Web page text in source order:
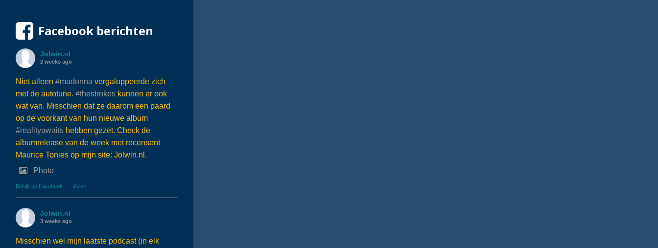
Facebook berichten
Jolwin.nl
2 weeks ago
Niet alleen #madonna vergaloppeerde zich
met de autotune. #thestrokes kunnen er ook
wat van. Misschien dat ze daarom een paard
op de voorkant van hun nieuwe album
#realityawaits hebben gezet. Check de
albumrelease van de week met recensent
Maurice Tonies op mijn site: Jolwin.nl.
Photo
Bekijk op Facebook · Delen
Jolwin.nl
3 weeks ago
Misschien wel mijn laatste podcast (in elk